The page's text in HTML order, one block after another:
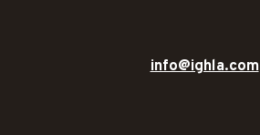
info@ighla.com